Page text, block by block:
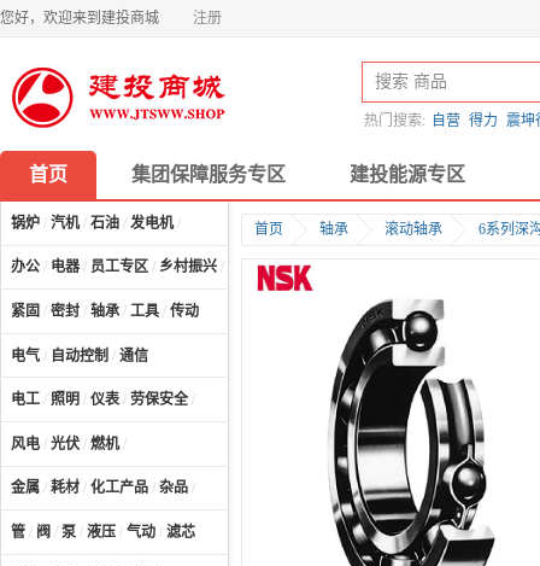
您好，欢迎来到建投商城 注册
热门搜索: 自营 得力 震坤
首页 集团保障服务专区 建投能源专区
锅炉 / 汽机/ 石油 / 发电机/
办公 / 电器 / 员工专区 / 乡村振兴 / 计算机及配件
紧固 / 密封 / 轴承 / 工具 / 传动
电气 / 自动控制 / 通信
电工 / 照明 / 仪表 / 劳保安全 /
风电 / 光伏 / 燃机/
金属 / 耗材 / 化工产品 / 杂品 /
管 / 阀 / 泵 / 液压 / 气动 / 滤芯
首页 轴承 滚动轴承 6系列深